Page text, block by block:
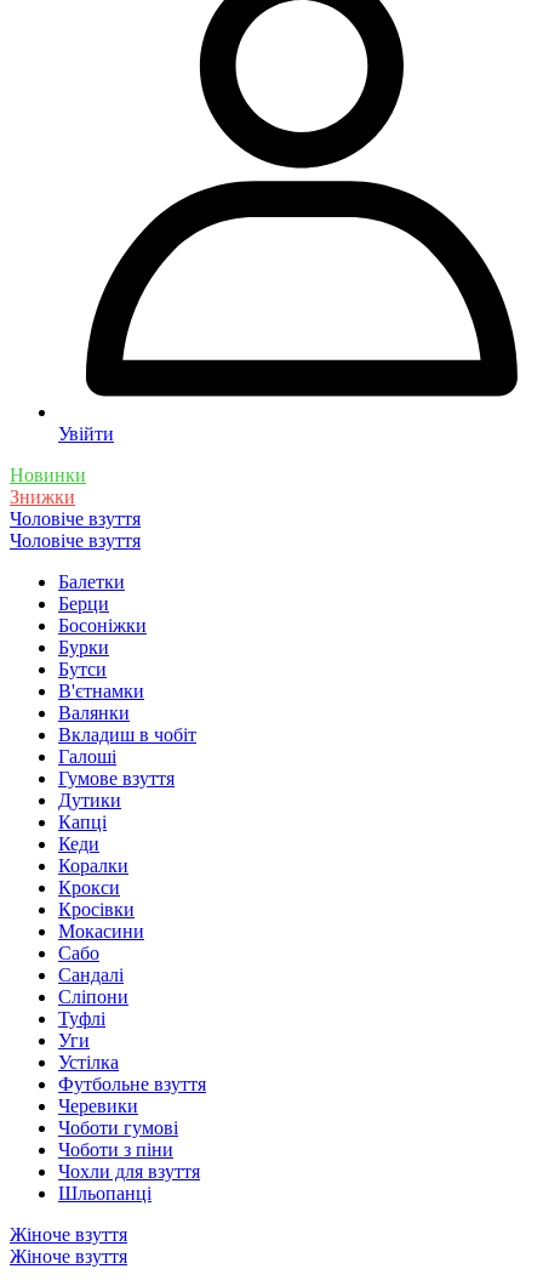
Увійти
Новинки
Знижки
Чоловіче взуття
Чоловіче взуття
Балетки
Берци
Босоніжки
Бурки
Бутси
В'єтнамки
Валянки
Вкладиш в чобіт
Галоші
Гумове взуття
Дутики
Капці
Кеди
Коралки
Крокси
Кросівки
Мокасини
Сабо
Сандалі
Сліпони
Туфлі
Уги
Устілка
Футбольне взуття
Черевики
Чоботи гумові
Чоботи з піни
Чохли для взуття
Шльопанці
Жіноче взуття
Жіноче взуття